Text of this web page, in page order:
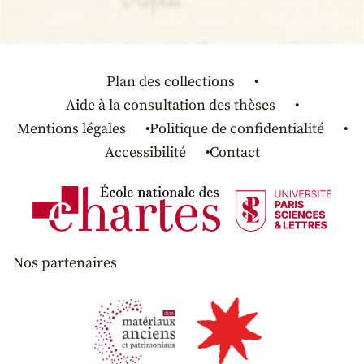
Plan des collections
Aide à la consultation des thèses
Mentions légales
Politique de confidentialité
Accessibilité
Contact
Nos partenaires